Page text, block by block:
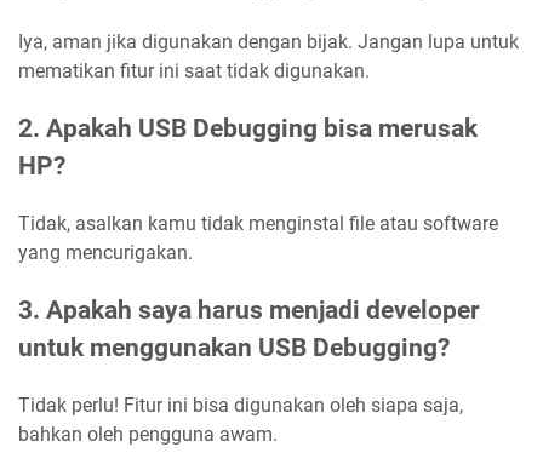
Iya, aman jika digunakan dengan bijak. Jangan lupa untuk
mematikan fitur ini saat tidak digunakan.
2. Apakah USB Debugging bisa merusak
HP?
Tidak, asalkan kamu tidak menginstal file atau software
yang mencurigakan.
3. Apakah saya harus menjadi developer
untuk menggunakan USB Debugging?
Tidak perlu! Fitur ini bisa digunakan oleh siapa saja,
bahkan oleh pengguna awam.